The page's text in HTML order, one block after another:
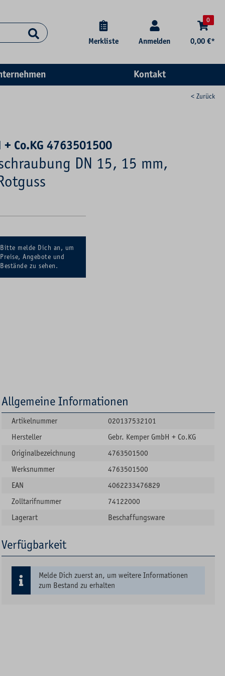
Merkliste Anmelden
0
0,00 €*
Kontakt
< Zurück
+ Co.KG 4763501500
DN 15, 15 mm,
Bitte melde Dich an, um
Preise, Angebote und
Bestände zu sehen.
Allgemeine Informationen
Artikelnummer
020137532101
Hersteller
Gebr. Kemper GmbH + Co.KG
Originalbezeichnung
4763501500
Werksnummer
4763501500
EAN
4062233476829
Zolltarifnummer
74122000
Lagerart
Beschaffungsware
Verfügbarkeit
Melde Dich zuerst an, um weitere Informationen
zum Bestand zu erhalten